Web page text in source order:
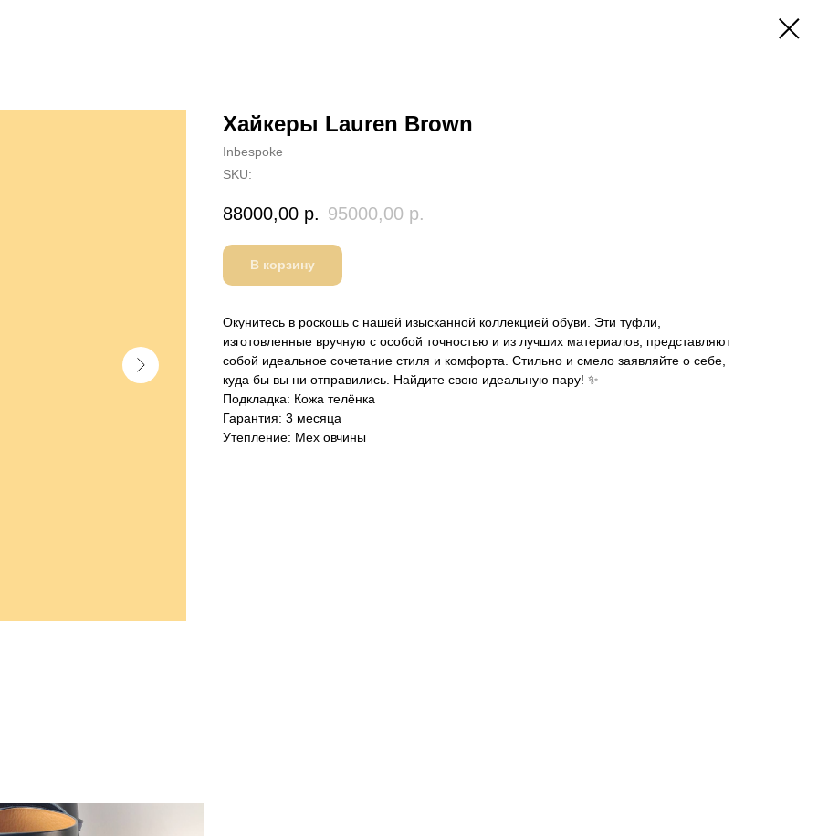
Хайкеры Lauren Brown
Inbespoke
SKU:
88000,00 р. 95000,00 р.
В корзину
Окунитесь в роскошь с нашей изысканной коллекцией обуви. Эти туфли,
изготовленные вручную с особой точностью и из лучших материалов, представляют
собой идеальное сочетание стиля и комфорта. Стильно и смело заявляйте о себе,
куда бы вы ни отправились. Найдите свою идеальную пару! ✨
Подкладка: Кожа телёнка
Гарантия: 3 месяца
Утепление: Мех овчины